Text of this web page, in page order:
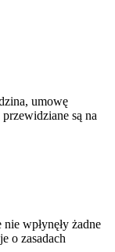
umowę
są na
wpłynęły żadne
o zasadach